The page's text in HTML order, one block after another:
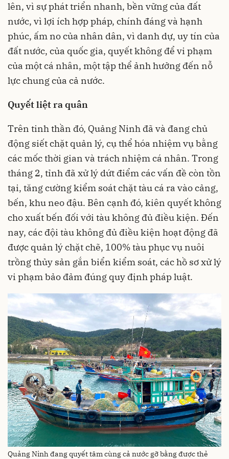
lên, vì sự phát triển nhanh, bền vững của đất
nước, vì lợi ích hợp pháp, chính đáng và hạnh
phúc, ấm no của nhân dân, vì danh dự, uy tín của
đất nước, của quốc gia, quyết không để vi phạm
của một cá nhân, một tập thể ảnh hưởng đến nỗ
lực chung của cả nước.
Quyết liệt ra quân
Trên tinh thần đó, Quảng Ninh đã và đang chủ
động siết chặt quản lý, cụ thể hóa nhiệm vụ bằng
các mốc thời gian và trách nhiệm cá nhân. Trong
tháng 2, tỉnh đã xử lý dứt điểm các vấn đề còn tồn
tại, tăng cường kiểm soát chặt tàu cá ra vào cảng,
bến, khu neo đậu. Bên cạnh đó, kiên quyết không
cho xuất bến đối với tàu không đủ điều kiện. Đến
nay, các đội tàu không đủ điều kiện hoạt động đã
được quản lý chặt chẽ, 100% tàu phục vụ nuôi
trồng thủy sản gắn biển kiểm soát, các hồ sơ xử lý
vi phạm bảo đảm đúng quy định pháp luật.
Quảng Ninh đang quyết tâm cùng cả nước gỡ bằng được thẻ